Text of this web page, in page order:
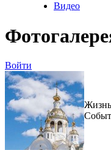
Видео
Войти